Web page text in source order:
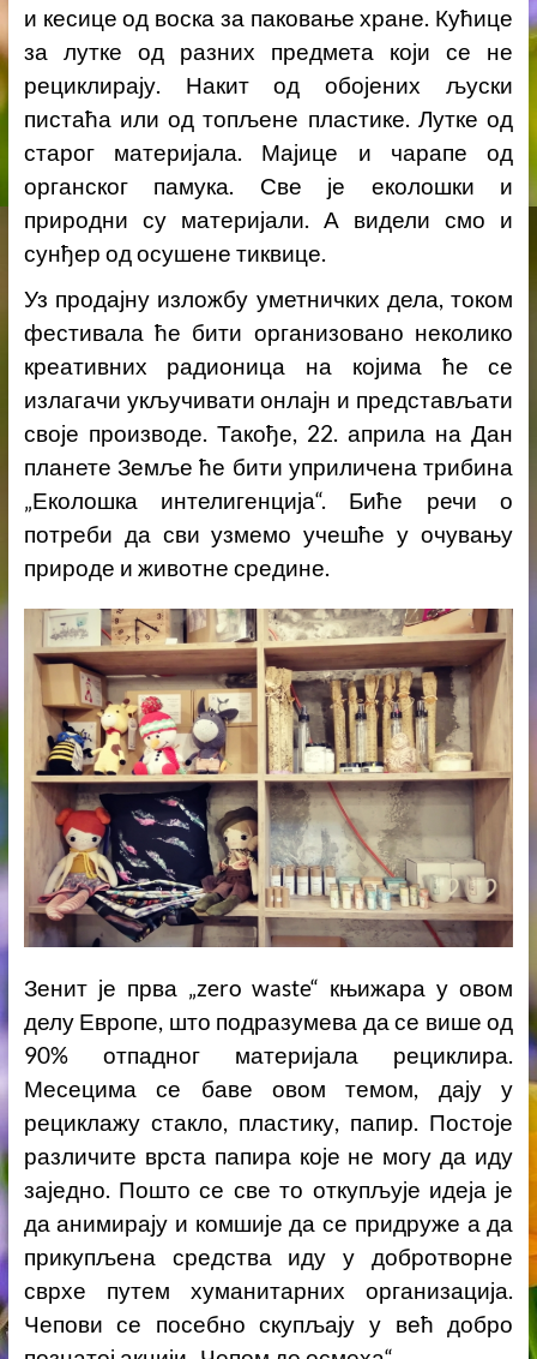
и кесице од воска за паковање хране. Кућице
за лутке од разних предмета који се не
рециклирају. Накит од обојених љуски
пистаћа или од топљене пластике. Лутке од
старог материјала. Мајице и чарапе од
органског памука. Све је еколошки и
природни су материјали. А видели смо и
сунђер од осушене тиквице.
Уз продајну изложбу уметничких дела, током
фестивала ће бити организовано неколико
креативних радионица на којима ће се
излагачи укључивати онлајн и представљати
своје производе. Такође, 22. априла на Дан
планете Земље ће бити уприличена трибина
„Еколошка интелигенција“. Биће речи о
потреби да сви узмемо учешће у очувању
природе и животне средине.
Зенит је прва „zero waste“ књижара у овом
делу Европе, што подразумева да се више од
90% отпадног материјала рециклира.
Месецима се баве овом темом, дају у
рециклажу стакло, пластику, папир. Постоје
различите врста папира које не могу да иду
заједно. Пошто се све то откупљује идеја је
да анимирају и комшије да се придруже а да
прикупљена средства иду у добротворне
сврхе путем хуманитарних организација.
Чепови се посебно скупљају у већ добро